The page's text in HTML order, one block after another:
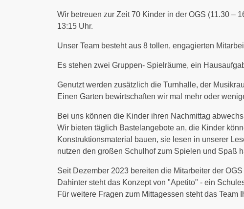
Wir betreuen zur Zeit 70 Kinder in der OGS (11.30 –
13:15 Uhr.
Unser Team besteht aus 8 tollen, engagierten
Es stehen zwei Gruppen- Spielräume, ein
Genutzt werden zusätzlich die Turnhalle, der
Einen Garten bewirtschaften wir mal mehr oder
Bei uns können die Kinder ihren Nachmittag
Wir bieten täglich Bastelangebote an, die Kinder
Konstruktionsmaterial bauen, sie lesen in unserer
nutzen den großen Schulhof zum Spielen und Spaß
Seit Dezember 2023 bereiten die Mitarbeiter der
Dahinter steht das Konzept von "Apetito" - ein
Für weitere Fragen zum Mittagessen steht das Team